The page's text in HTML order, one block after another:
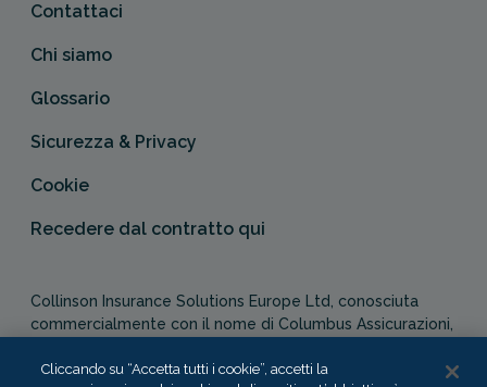
Contattaci
Chi siamo
Glossario
Sicurezza & Privacy
Cookie
Recedere dal contratto qui
Collinson Insurance Solutions Europe Ltd, conosciuta
commercialmente con il nome di Columbus Assicurazioni,
Authority in qualità di agente assicurativo (Distribution Act
Cliccando su “Accetta tutti i cookie”, accetti la